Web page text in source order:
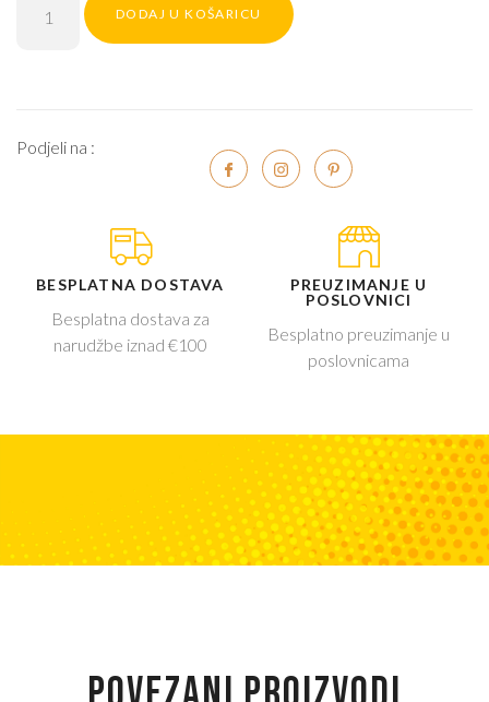
DODAJ U KOŠARICU
Podjeli na :
BESPLATNA DOSTAVA
Besplatna dostava za
narudžbe iznad €100
PREUZIMANJE U
POSLOVNICI
Besplatno preuzimanje u
poslovnicama